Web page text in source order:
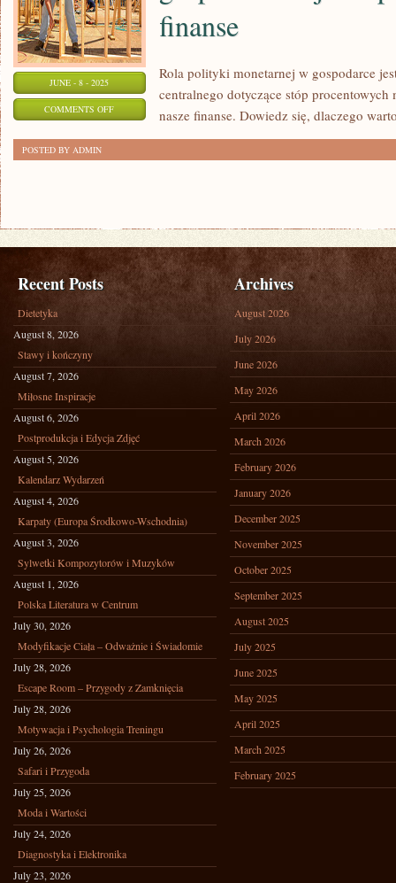
JUNE - 8 - 2025
COMMENTS OFFON
JAK
WPŁYWA
NA
finanse
Rola polityki monetarnej w gospodarce
centralnego dotyczące stóp procentowych
nasze finanse. Dowiedz się, dlaczego
POSTED BY ADMIN
Recent Posts
Dietetyka
August 8, 2026
Stawy i kończyny
August 7, 2026
Miłosne Inspiracje
August 6, 2026
Postprodukcja i Edycja Zdjęć
August 5, 2026
Kalendarz Wydarzeń
August 4, 2026
Karpaty (Europa Środkowo-Wschodnia)
August 3, 2026
Sylwetki Kompozytorów i Muzyków
August 1, 2026
Polska Literatura w Centrum
July 30, 2026
Modyfikacje Ciała – Odważnie i Świadomie
July 28, 2026
Escape Room – Przygody z Zamknięcia
July 28, 2026
Motywacja i Psychologia Treningu
July 26, 2026
Safari i Przygoda
July 25, 2026
Moda i Wartości
July 24, 2026
Diagnostyka i Elektronika
July 23, 2026
Archives
August 2026
July 2026
June 2026
May 2026
April 2026
March 2026
February 2026
January 2026
December 2025
November 2025
October 2025
September 2025
August 2025
July 2025
June 2025
May 2025
April 2025
March 2025
February 2025